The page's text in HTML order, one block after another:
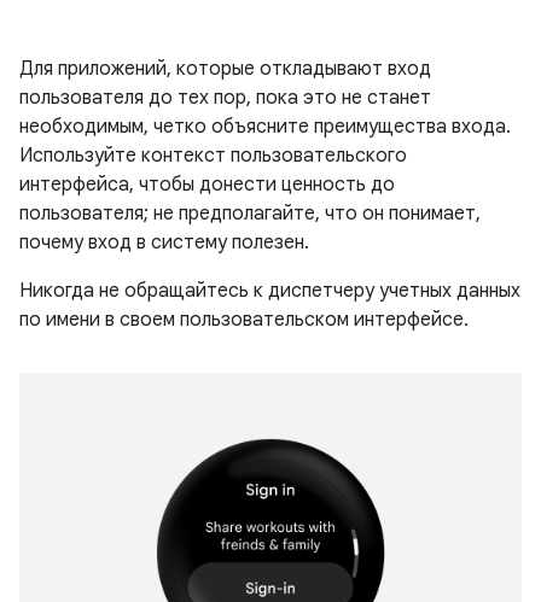
Для приложений, которые откладывают вход
пользователя до тех пор, пока это не станет
необходимым, четко объясните преимущества входа.
Используйте контекст пользовательского
интерфейса, чтобы донести ценность до
пользователя; не предполагайте, что он понимает,
почему вход в систему полезен.
Никогда не обращайтесь к диспетчеру учетных данных
по имени в своем пользовательском интерфейсе.